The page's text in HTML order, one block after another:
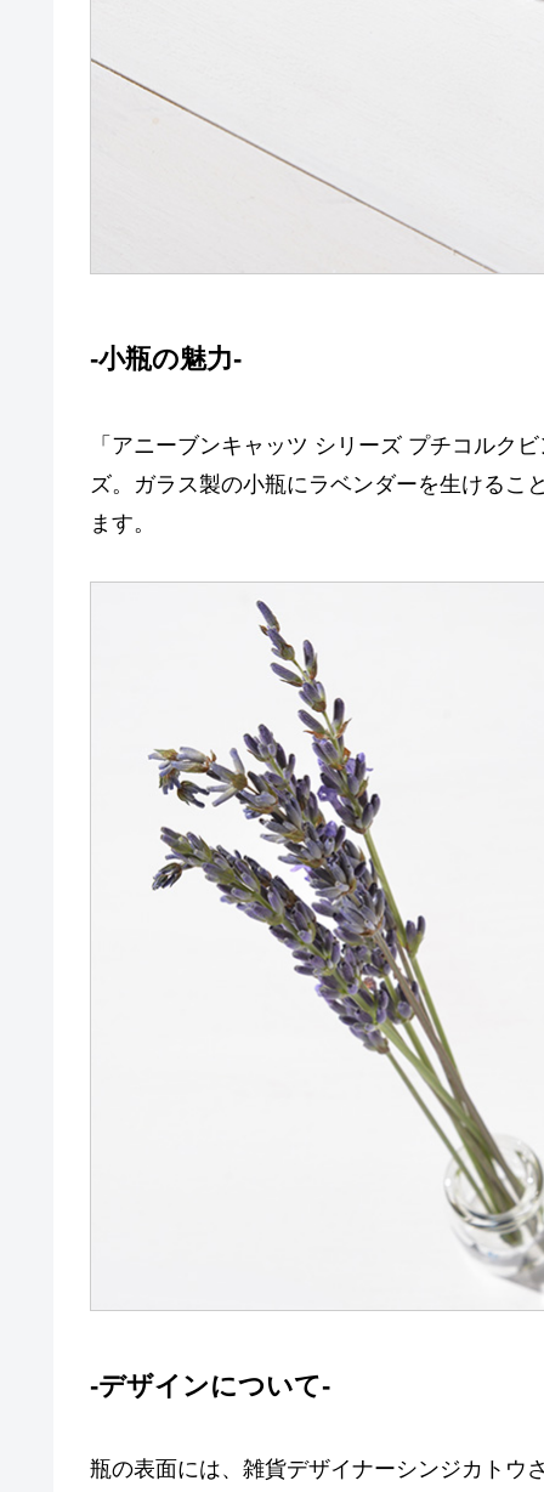
-小瓶の魅力-
「アニーブンキャッツ シリーズ プチコルク
ズ。ガラス製の小瓶にラベンダーを生けるこ
ます。
-デザインについて-
瓶の表面には、雑貨デザイナーシンジカトウ